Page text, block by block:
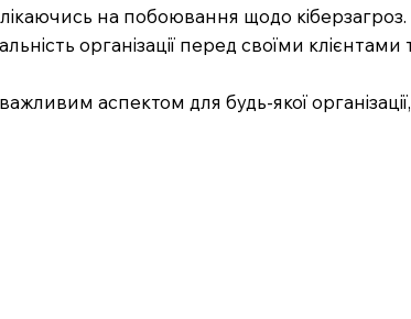
на побоювання щодо
організації перед своїми
аспектом для будь-якої